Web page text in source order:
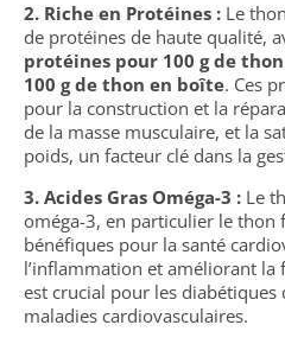
2. Riche en Protéines : Le
de protéines de haute qualité,
protéines pour 100 g de
100 g de thon en boîte. Ces
pour la construction et la
de la masse musculaire, et la
poids, un facteur clé dans la
3. Acides Gras Oméga-3 : Le
oméga-3, en particulier le thon
bénéfiques pour la santé
l’inflammation et améliorant la
est crucial pour les
maladies cardiovasculaires.